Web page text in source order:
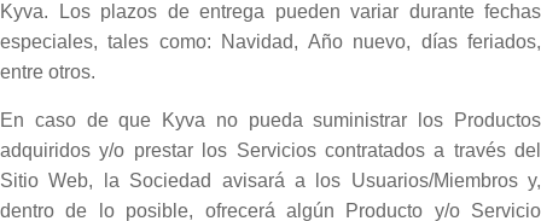
Kyva. Los plazos de entrega pueden variar durante fechas
especiales, tales como: Navidad, Año nuevo, días feriados,
entre otros.
En caso de que Kyva no pueda suministrar los Productos
adquiridos y/o prestar los Servicios contratados a través del
Sitio Web, la Sociedad avisará a los Usuarios/Miembros y,
dentro de lo posible, ofrecerá algún Producto y/o Servicio